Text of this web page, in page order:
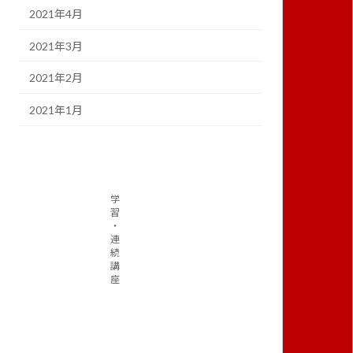
2021年4月
2021年3月
2021年2月
2021年1月
学
習
・
連
続
講
座